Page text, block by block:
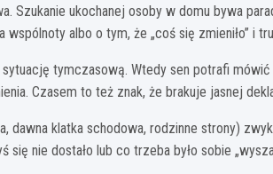
Szukanie ukochanej osoby w domu bywa
wspólnoty albo o tym, że „coś się zmieniło” i
tymczasową. Wtedy sen potrafi
Czasem to też znak, że brakuje jasnej
dawna klatka schodowa, rodzinne strony)
nie dostało lub co trzeba było sobie